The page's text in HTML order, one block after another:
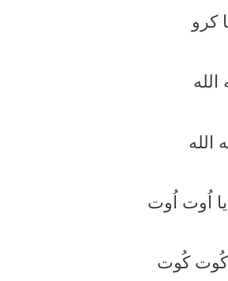
کرو
الله
الله
يا اُوت اُوت
کُوت کُوت